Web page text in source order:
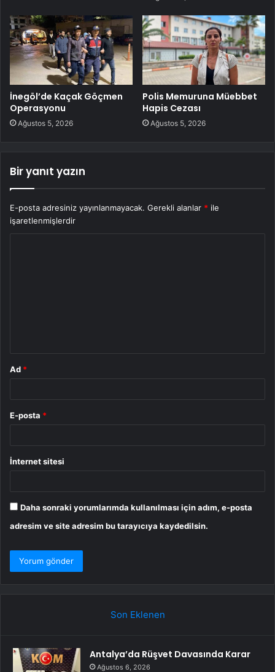
İnegöl’de Kaçak Göçmen
Operasyonu
Ağustos 5, 2026
Polis Memuruna Müebbet
Hapis Cezası
Ağustos 5, 2026
Bir yanıt yazın
E-posta adresiniz yayınlanmayacak. Gerekli alanlar * ile
işaretlenmişlerdir
Ad *
E-posta *
İnternet sitesi
Daha sonraki yorumlarımda kullanılması için adım, e-posta
adresim ve site adresim bu tarayıcıya kaydedilsin.
Son Eklenen
Antalya’da Rüşvet Davasında Karar
Ağustos 6, 2026